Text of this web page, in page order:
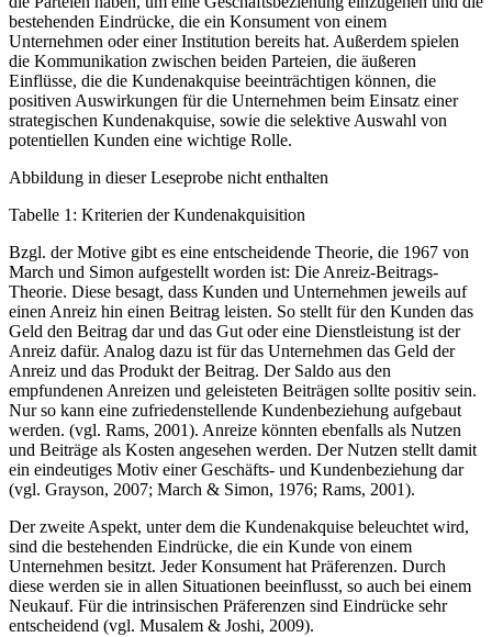
bestehenden Eindrücke, die ein Konsument von einem
Unternehmen oder einer Institution bereits hat. Außerdem spielen
die Kommunikation zwischen beiden Parteien, die äußeren
Einflüsse, die die Kundenakquise beeinträchtigen können, die
positiven Auswirkungen für die Unternehmen beim Einsatz einer
strategischen Kundenakquise, sowie die selektive Auswahl von
potentiellen Kunden eine wichtige Rolle.
Abbildung in dieser Leseprobe nicht enthalten
Tabelle 1: Kriterien der Kundenakquisition
Bzgl. der Motive gibt es eine entscheidende Theorie, die 1967 von
March und Simon aufgestellt worden ist: Die Anreiz-Beitrags-
Theorie. Diese besagt, dass Kunden und Unternehmen jeweils auf
einen Anreiz hin einen Beitrag leisten. So stellt für den Kunden das
Geld den Beitrag dar und das Gut oder eine Dienstleistung ist der
Anreiz dafür. Analog dazu ist für das Unternehmen das Geld der
Anreiz und das Produkt der Beitrag. Der Saldo aus den
empfundenen Anreizen und geleisteten Beiträgen sollte positiv sein.
Nur so kann eine zufriedenstellende Kundenbeziehung aufgebaut
werden. (vgl. Rams, 2001). Anreize könnten ebenfalls als Nutzen
und Beiträge als Kosten angesehen werden. Der Nutzen stellt damit
ein eindeutiges Motiv einer Geschäfts- und Kundenbeziehung dar
(vgl. Grayson, 2007; March & Simon, 1976; Rams, 2001).
Der zweite Aspekt, unter dem die Kundenakquise beleuchtet wird,
sind die bestehenden Ein­drücke, die ein Kunde von einem
Unternehmen besitzt. Jeder Konsument hat Präferenzen. Durch
diese werden sie in allen Situationen beeinflusst, so auch bei einem
Neukauf. Für die intrinsischen Präferenzen sind Eindrücke sehr
entscheidend (vgl. Musalem & Joshi, 2009).